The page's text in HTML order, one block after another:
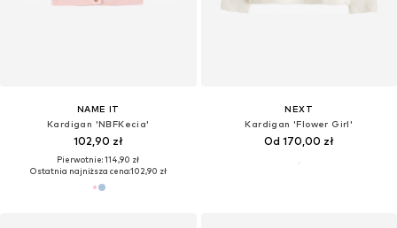
NAME IT
Kardigan 'NBFKecia'
102,90 zł
Pierwotnie: 114,90 zł
Ostatnia najniższa cena:102,90 zł
NEXT
Kardigan 'Flower Girl'
Od 170,00 zł